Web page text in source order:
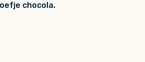
chocola.